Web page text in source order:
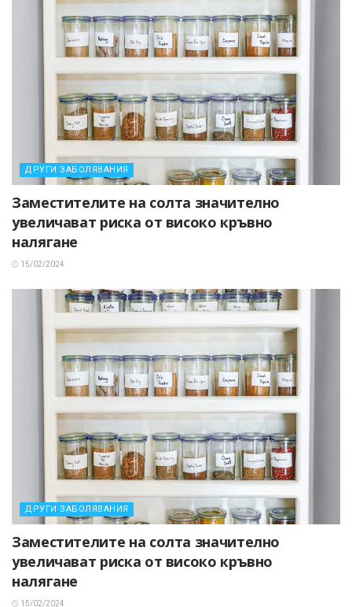
ДРУГИ ЗАБОЛЯВАНИЯ
Заместителите на солта значително
увеличават риска от високо кръвно
налягане
15/02/2024
ДРУГИ ЗАБОЛЯВАНИЯ
Заместителите на солта значително
увеличават риска от високо кръвно
налягане
15/02/2024